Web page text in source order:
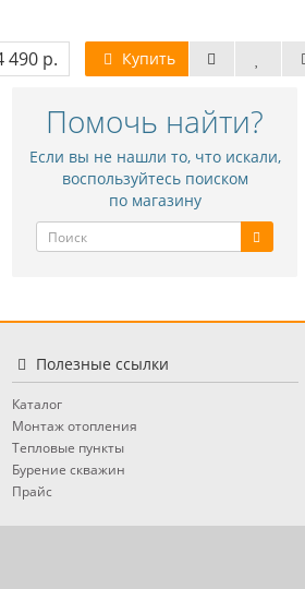
490 р. Купить
Помочь найти?
Если вы не нашли то, что искали,
воспользуйтесь поиском
по магазину
Полезные ссылки
Каталог
Монтаж отопления
Тепловые пункты
Бурение скважин
Прайс